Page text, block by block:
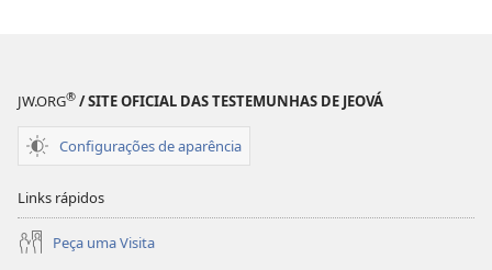
chegando?chegando?
JW.ORG® / SITE OFICIAL DAS TESTEMUNHAS DE JEOVÁ
Configurações de aparência
Links rápidos
Peça uma Visita